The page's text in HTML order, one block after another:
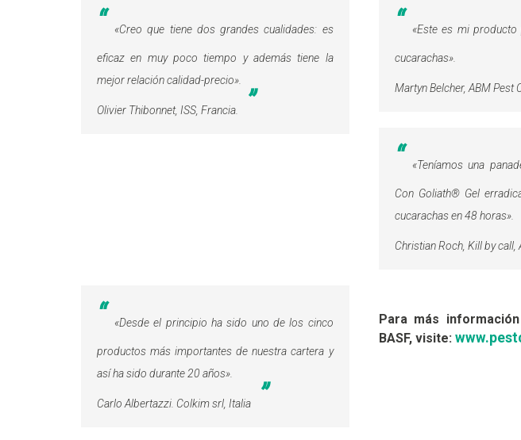
«Creo que tiene dos grandes cualidades: es
eficaz en muy poco tiempo y además tiene la
mejor relación calidad-precio».
Olivier Thibonnet, ISS, Francia.
«Este es mi
cucarachas».
Martyn Belcher, ABM Pest
«Teníamos una
Con Goliath® Gel
cucarachas en 48 horas».
Christian Roch, Kill by call,
«Desde el principio ha sido uno de los cinco
productos más importantes de nuestra cartera y
así ha sido durante 20 años».
Carlo Albertazzi. Colkim srl, Italia
Para más
BASF, visite: